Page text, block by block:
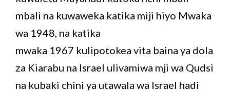
mbali na kuwaweka katika miji hiyo Mwaka
wa 1948, na katika
mwaka 1967 kulipotokea vita baina ya dola
za Kiarabu na Israel ulivamiwa mji wa Qudsi
na kubaki chini ya utawala wa Israel hadi